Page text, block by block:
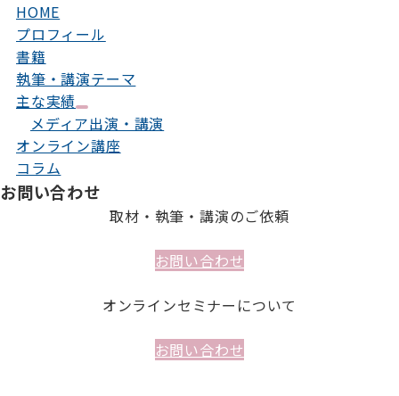
HOME
プロフィール
書籍
執筆・講演テーマ
主な実績
メディア出演・講演
オンライン講座
コラム
お問い合わせ
取材・執筆・講演のご依頼
お問い合わせ
オンラインセミナーについて
お問い合わせ